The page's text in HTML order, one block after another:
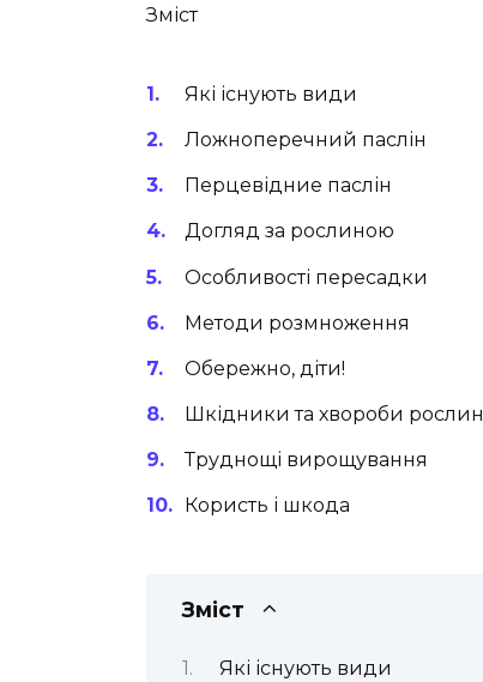
Зміст
Які існують види
Ложноперечний паслін
Перцевідние паслін
Догляд за рослиною
Особливості пересадки
Методи розмноження
Обережно, діти!
Шкідники та хвороби рослин
Труднощі вирощування
Користь і шкода
Зміст
Які існують види